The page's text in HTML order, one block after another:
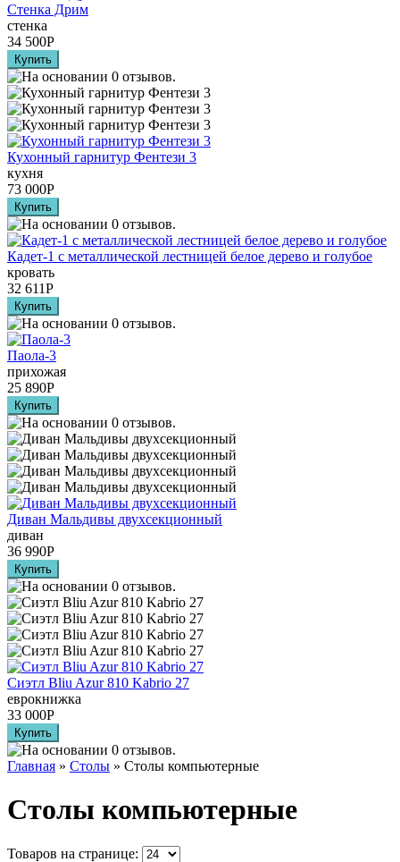
Стенка Дрим
стенка
34 500Р
Кухонный гарнитур Фентези 3
кухня
73 000Р
Кадет-1 с металлической лестницей белое дерево и голубое
кровать
32 611Р
Паола-3
прихожая
25 890Р
Диван Мальдивы двухсекционный
диван
36 990Р
Сиэтл Bliu Azur 810 Kabrio 27
еврокнижка
33 000Р
Главная » Столы » Столы компьютерные
Столы компьютерные
Товаров на странице: